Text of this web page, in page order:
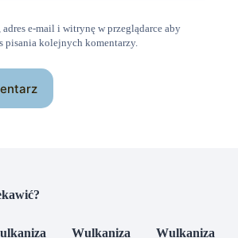
adres e-mail i witrynę w przeglądarce aby
pisania kolejnych komentarzy.
Wulkaniza
Wulkaniza